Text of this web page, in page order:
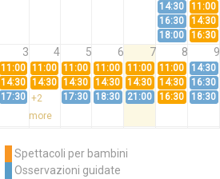
14:30
11:00
16:30
14:30
18:00
16:30
3 4 5 6 7 8 9
11:00 11:00 11:00 11:00 11:00 11:00
14:30
14:30 14:30 14:30 14:30 14:30 14:30
16:30
17:30 +2
more
17:30 18:30 21:00 16:30 18:30
11:00
14:30
Spettacoli per bambini
Osservazioni guidate